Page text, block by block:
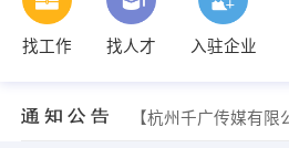
找工作 找人才 入驻企业